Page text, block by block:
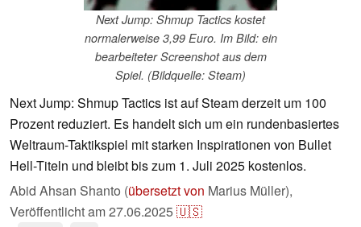
Next Jump: Shmup Tactics kostet
normalerweise 3,99 Euro. Im Bild: ein
bearbeiteter Screenshot aus dem
Spiel. (Bildquelle: Steam)
Next Jump: Shmup Tactics ist auf Steam derzeit um 100
Prozent reduziert. Es handelt sich um ein rundenbasiertes
Weltraum-Taktikspiel mit starken Inspirationen von Bullet
Hell-Titeln und bleibt bis zum 1. Juli 2025 kostenlos.
Abid Ahsan Shanto (übersetzt von Marius Müller),
Veröffentlicht am27.06.2025🇺🇸